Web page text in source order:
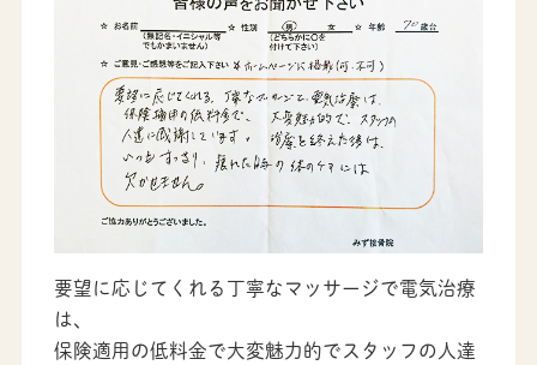
要望に応じてくれる丁寧なマッサージで電気治療
は、
保険適用の低料金で大変魅力的でスタッフの人達